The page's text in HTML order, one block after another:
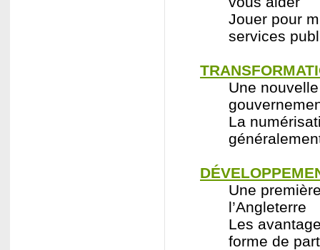
Jouer pour
services
Une
La
Une
l’Angleterre
Les
forme de